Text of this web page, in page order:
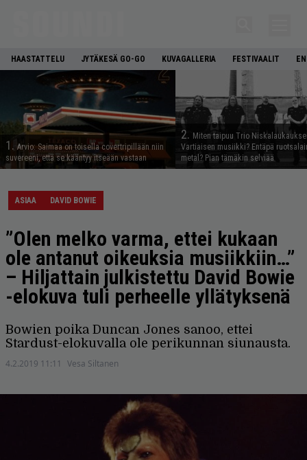
HAASTATTELU JYTÄKESÄ GO-GO KUVAGALLERIA FESTIVAALIT
1. Arvio: Saimaa on toisella covertripillään niin
suvereeni, että se kääntyy itseään vastaan
2. Miten taipuu Trio
Vartiaisen musiikki? Entäpä
metal? Pian tämäkin selviää
ASIAA DAVID BOWIE
”Olen melko varma, ettei kukaan
ole antanut oikeuksia musiikkiin…”
– Hiljattain julkistettu David Bowie
-elokuva tuli perheelle yllätyksenä
Bowien poika Duncan Jones sanoo, ettei
Stardust-elokuvalla ole perikunnan siunausta.
4.2.2019 11:11 Vesa Siltanen